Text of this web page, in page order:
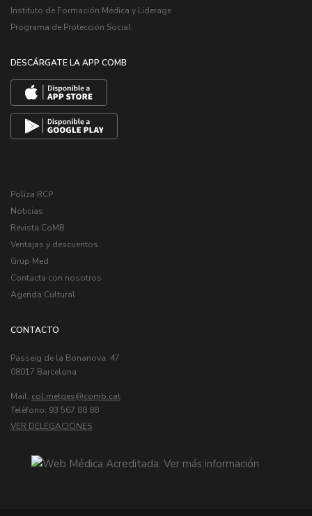
Instituto de Formación Médica y Liderage
Programa de Protección Social
DESCÁRGATE LA APP COMB
Poliza RCP
Noticias
Revista CoMB
Ventajas y descuentos
Grup Med
Contacta con nosotros
Agenda Cultural
CONTACTO
Passeig de la Bonanova, 47
08017 Barcelona
Mail: col.metges
Telèfono: 93 567 88 88
VER DELEGACIONES